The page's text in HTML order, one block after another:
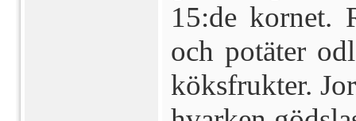
15:de kornet.
och potäter
köksfrukter.